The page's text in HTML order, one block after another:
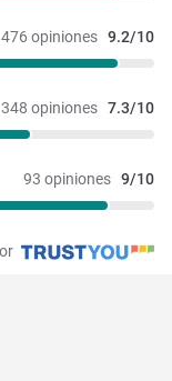
476 opiniones 9.2/10
348 opiniones 7.3/10
93 opiniones 9/10